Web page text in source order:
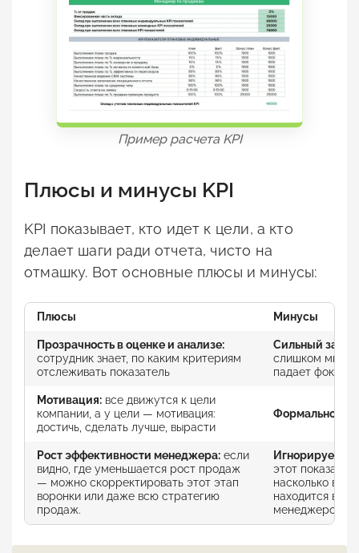
Пример расчета KPI
Плюсы и минусы KPI
KPI показывает, кто идет к цели, а кто
делает шаги ради отчета, чисто на
отмашку. Вот основные плюсы и минусы:
Плюсы Минусы
Прозрачность в оценке и анализе:
сотрудник знает, по каким критериям
отслеживать показатель
Сильный
слишком много
падает фокус
Мотивация: все движутся к цели
компании, а у цели — мотивация:
достичь, сделать лучше, вырасти
Формальности:
Ростэффективности менеджера: если
видно, где уменьшается рост продаж
— можно скорректировать этот этап
воронки или даже всю стратегию
продаж.
Игнорируется
этот
насколько
находится в
менеджеров.